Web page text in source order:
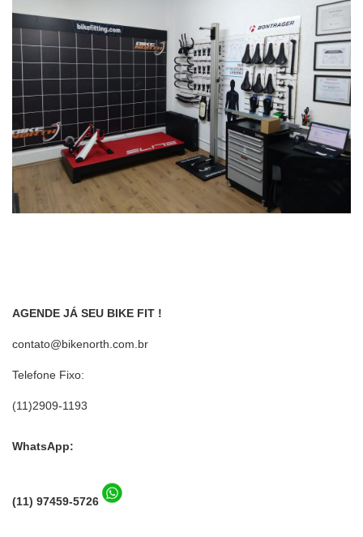
AGENDE JÁ SEU BIKE FIT !
contato@bikenorth.com.br
Telefone Fixo:
(11)2909-1193
WhatsApp:
(11) 97459-5726